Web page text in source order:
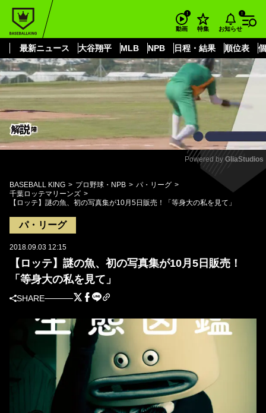
動画 特集 お知らせ
最新ニュース 大谷翔平 MLB NPB 日程・結果 順位表
もっと見る
Mute
Powered by GliaStudios
BASEBALL KING プロ野球・NPB
パ・リーグ
千葉ロッテマリーンズ
【ロッテ】謎の魚、初の写真集が10月5日販売！「等身大の私を見て」
パ・リーグ
2018.09.03 12:15
【ロッテ】謎の魚、初の写真集が10月5日販売！
「等身大の私を見て」
SHARE